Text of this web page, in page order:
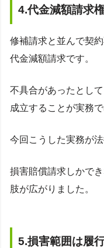
4.代金減額請求
修補請求と並んで契
代金減額請求です。
不具合があったとし
成立することが実務
今回こうした実務が
損害賠償請求しかで
肢が広がりました。
5.損害範囲は履